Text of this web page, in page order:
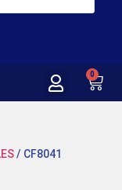
0
/ CF8041